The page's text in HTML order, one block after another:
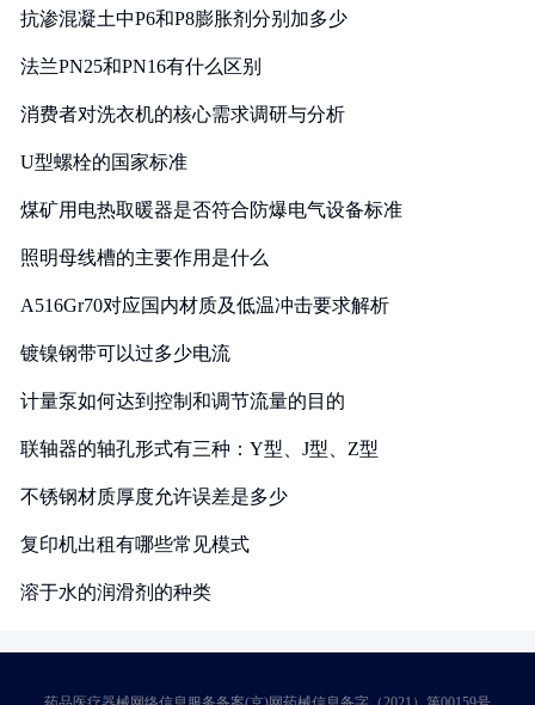
抗渗混凝土中P6和P8膨胀剂分别加多少
法兰PN25和PN16有什么区别
消费者对洗衣机的核心需求调研与分析
U型螺栓的国家标准
煤矿用电热取暖器是否符合防爆电气设备标准
照明母线槽的主要作用是什么
A516Gr70对应国内材质及低温冲击要求解析
镀镍钢带可以过多少电流
计量泵如何达到控制和调节流量的目的
联轴器的轴孔形式有三种：Y型、J型、Z型
不锈钢材质厚度允许误差是多少
复印机出租有哪些常见模式
溶于水的润滑剂的种类